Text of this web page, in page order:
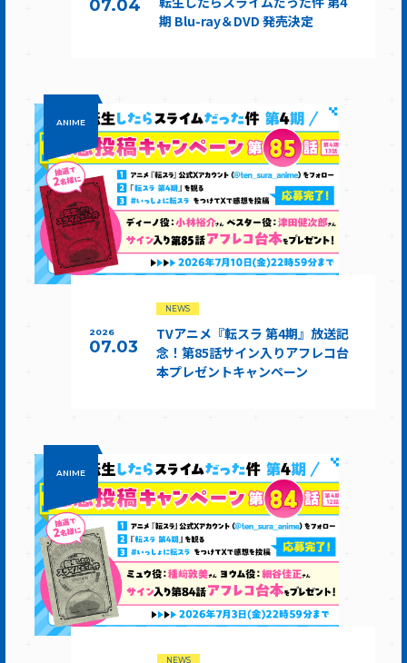
07.04
期 Blu-ray＆DVD 発売決定
ANIME
2026
07.03
NEWS
TVアニメ『転スラ 第4期』放送記
念！第85話サイン入りアフレコ台
本プレゼントキャンペーン
ANIME
NEWS